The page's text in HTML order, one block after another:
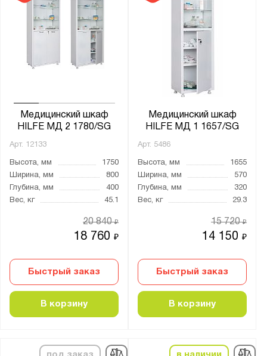
Медицинский шкаф
HILFE МД 2 1780/SG
Арт. 12133
Высота, мм
1750
Ширина, мм
800
Глубина, мм
400
Вес, кг
45.1
18 760₽
20 840₽
Быстрый заказ
В корзину
Медицинский шкаф
HILFE МД 1 1657/SG
Арт. 5486
Высота, мм
1655
Ширина, мм
570
Глубина, мм
320
Вес, кг
29.3
14 150₽
15 720₽
Быстрый заказ
В корзину